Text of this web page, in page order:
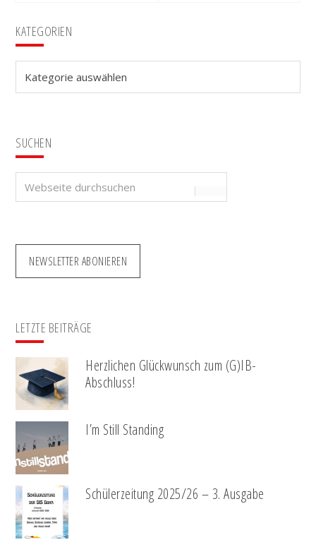
Seitenspalte
KATEGORIEN
SUCHEN
Webseite
NEWSLETTER ABONIEREN
LETZTE BEITRÄGE
Herzlichen Glückwunsch zum (G)IB-
Abschluss!
I’m Still Standing
Schülerzeitung 2025/26 – 3. Ausgabe